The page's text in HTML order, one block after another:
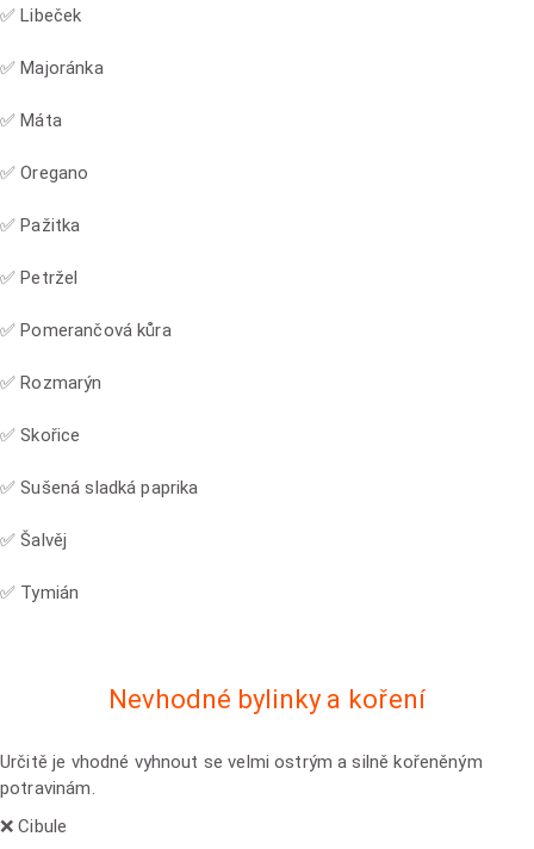
✅ Libeček
✅ Majoránka
✅ Máta
✅ Oregano
✅ Pažitka
✅ Petržel
✅ Pomerančová kůra
✅ Rozmarýn
✅ Skořice
✅ Sušená sladká paprika
✅ Šalvěj
✅ Tymián
Nevhodné bylinky a koření
Určitě je vhodné vyhnout se velmi ostrým a silně kořeněným
potravinám.
❌ Cibule